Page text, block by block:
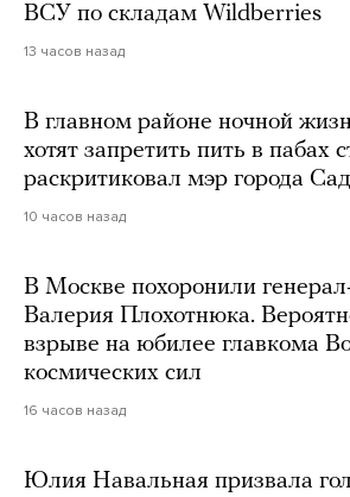
ВСУ по складам Wildberries
13 часов назад
В главном районе ночной
хотят запретить пить в пабах
раскритиковал мэр города
10 часов назад
В Москве похоронили
Валерия Плохотнюка.
взрыве на юбилее главкома
космических сил
16 часов назад
Юлия Навальная призвала